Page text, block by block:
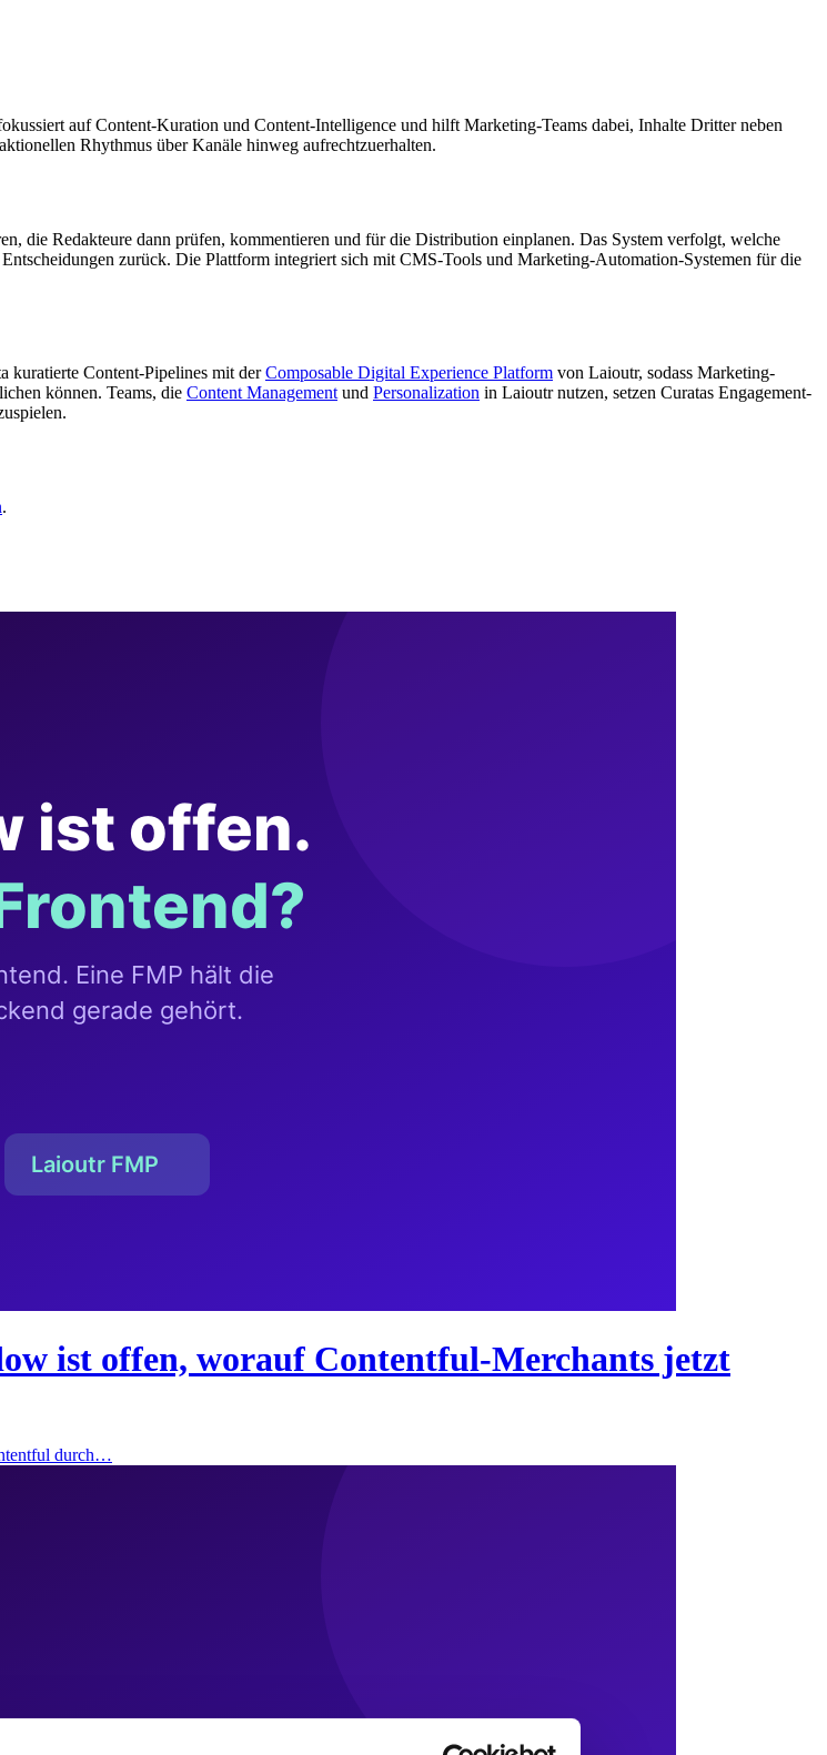
auf Content-Kuration und Content-Intelligence und hilft Marketing-Teams dabei, Inhalte Dritter neben
Rhythmus über Kanäle hinweg aufrechtzuerhalten.
die Redakteure dann prüfen, kommentieren und für die Distribution einplanen. Das System verfolgt, welche
zurück. Die Plattform integriert sich mit CMS-Tools und Marketing-Automation-Systemen für die
kuratierte Content-Pipelines mit derComposable Digital Experience Platform von Laioutr, sodass Marketing-
können. Teams, die Content Management und Personalization in Laioutr nutzen, setzen Curatas Engagement-
.
ist offen, worauf Contentful-Merchants jetzt
durch…